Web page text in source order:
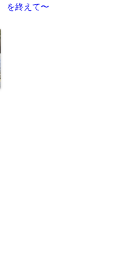
を終えて〜